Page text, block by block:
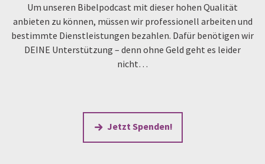
Um unseren Bibelpodcast mit dieser hohen Qualität
anbieten zu können, müssen wir professionell arbeiten und
bestimmte Dienstleistungen bezahlen. Dafür benötigen wir
DEINE Unterstützung – denn ohne Geld geht es leider
nicht…
Jetzt Spenden!